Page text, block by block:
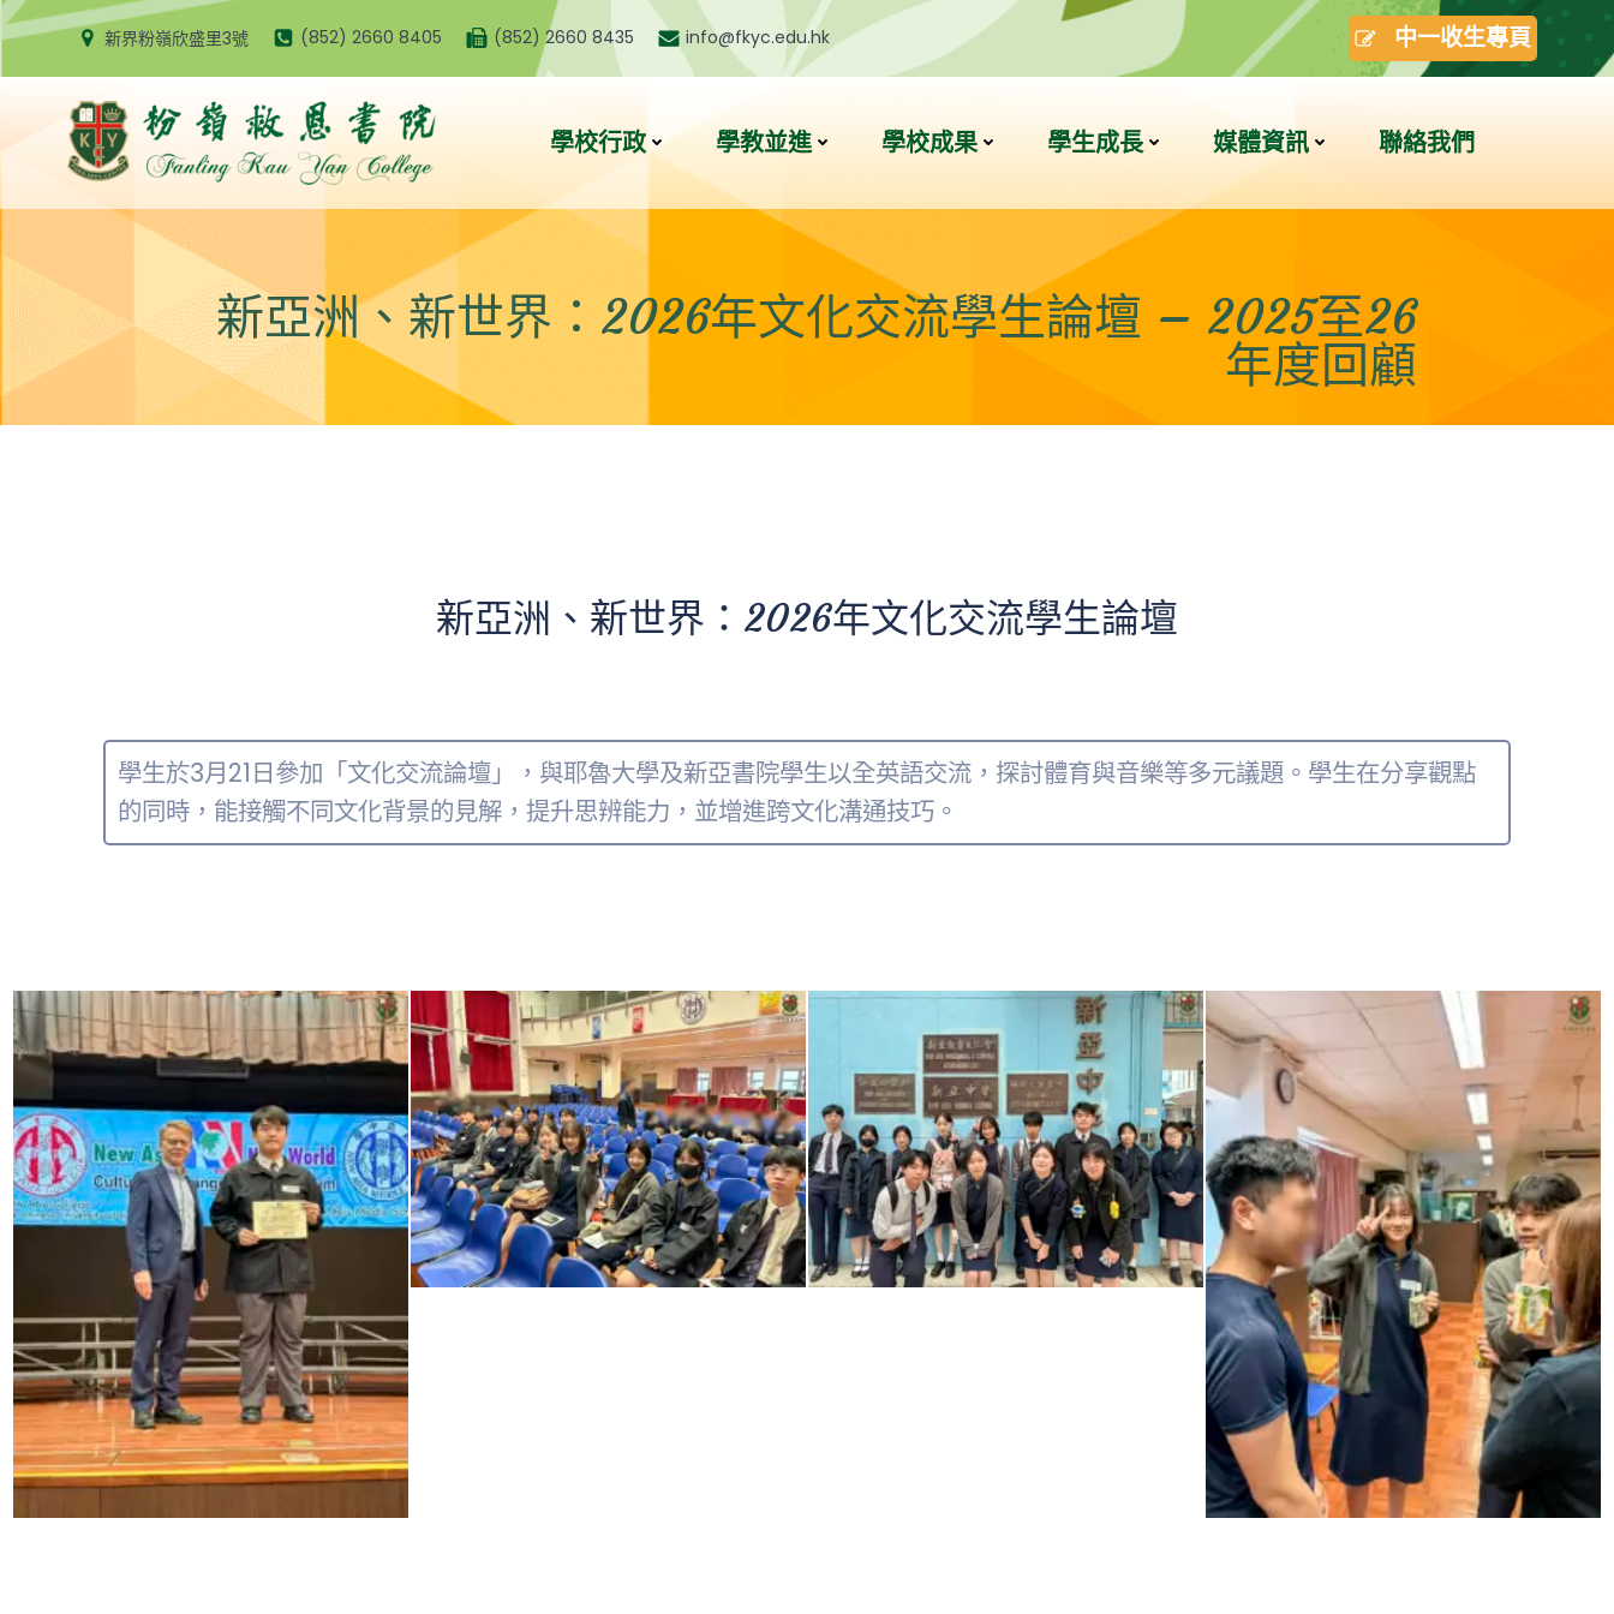
Skip
to
content
新界粉嶺欣盛里3號 (852) 2660 8405 (852) 2660 8435 info@fkyc.edu.hk 中一收生專頁
學校行政 學教並進 學校成果 學生成長 媒體資訊 聯絡我們
新亞洲、新世界：2026年文化交流學生論壇 – 2025至26
年度回顧
新亞洲、新世界：2026年文化交流學生論壇
學生於3月21日參加「文化交流論壇」，與耶魯大學及新亞書院學生以全英語交流，探討體育與音樂等多元議題。學生在分享觀點
的同時，能接觸不同文化背景的見解，提升思辨能力，並增進跨文化溝通技巧。